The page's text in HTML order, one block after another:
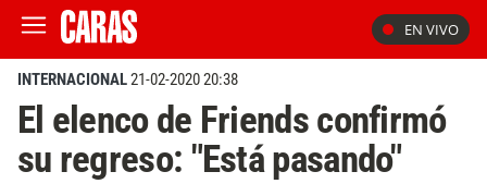
EN VIVO
INTERNACIONAL21-02-2020 20:38
El elenco de Friends confirmó
su regreso: "Está pasando"